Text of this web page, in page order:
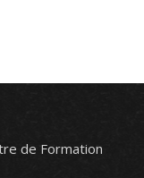
de Formation